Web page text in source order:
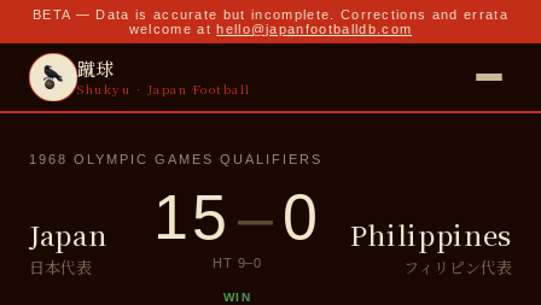
BETA — Data is accurate but incomplete. Corrections and errata
welcome at hello@japanfootballdb.com
蹴球
Shukyu · Japan Football
1968 OLYMPIC GAMES QUALIFIERS
Japan
日本代表
15–0
HT 9–0
WIN
Philippines
フィリピン代表